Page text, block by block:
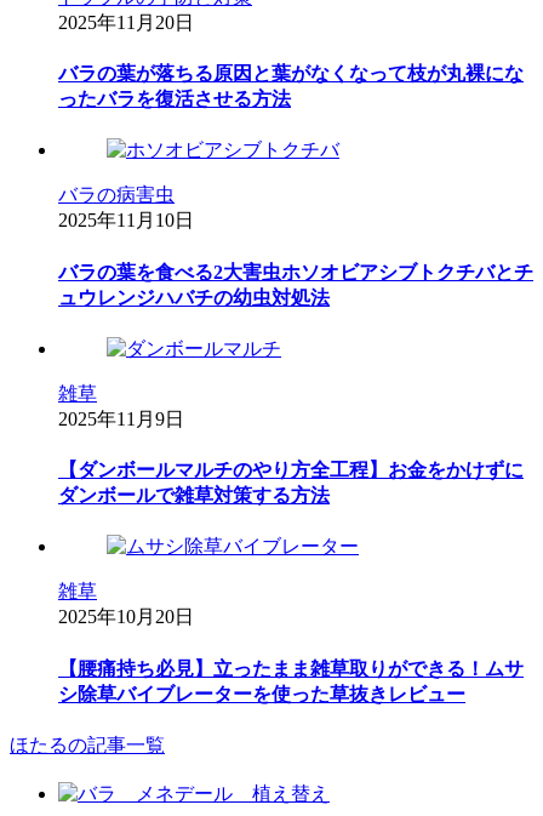
2025年11月20日
バラの葉が落ちる原因と葉がなくなって枝が丸裸にな
ったバラを復活させる方法
バラの病害虫
2025年11月10日
バラの葉を食べる2大害虫ホソオビアシブトクチバとチ
ュウレンジハバチの幼虫対処法
雑草
2025年11月9日
【ダンボールマルチのやり方全工程】お金をかけずに
ダンボールで雑草対策する方法
雑草
2025年10月20日
【腰痛持ち必見】立ったまま雑草取りができる！ムサ
シ除草バイブレーターを使った草抜きレビュー
ほたるの記事一覧